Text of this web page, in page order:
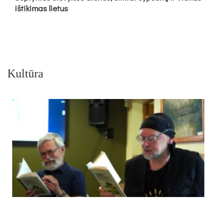
iš­ti­ki­mas lie­tus
Kultūra